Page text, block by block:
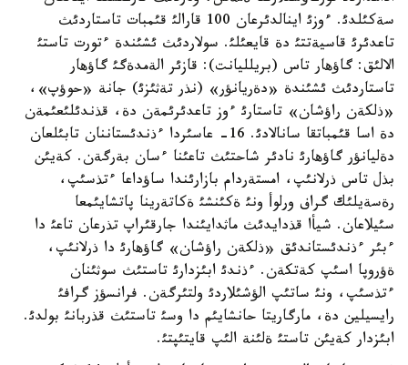
سةكئلدئ. ءوزئ اينالدئرعان 100 قارالئ قئمبات تاستاردئث
تاعدئرئ قاسيةتتئ دة قايعئلئ. سولاردئث ئشئندة ءتورت تاستئ
الالئق: گاؤهار تاس (بريلليانت): قازئر الةمدةگئ گاؤهار
تاستاردئث ئشئندة «دةريانؤر» (نذر تةثئزئ) جانة «حوؤپ»،
«ذلكةن راؤشان» تاستارئ ءوز تاعدئرئمةن دة، قذندئلئعئمةن
دة اسا قئمباتقا سانالادئ. 16- عاسئردا ءذندئستاننان تابئلعان
دةليانؤر گاؤهارئ نادئر شاحتئث تاعئنا ءسان بةرگةن. كةيئن
بذل تاس ذرلانئپ، امستةردام بازارئندا ساؤداعا ءتذسئپ،
رةسةيلئك گراف ورلوأ ونئ ةكئنشئ ةكاتةرينا پاتشايئمعا
سئيلاعان. شيأا قذدايدئث ماثدايئندا جارقئراپ تذرعان تاعئ دا
ءبئر ءذندئستاندئق «ذلكةن راؤشان» گاؤهارئ دا ذرلانئپ،
ةؤروپا اسئپ كةتكةن. ءذندئ ابئزدارئ تاستئث سوثئنان
ءتذسئپ، ونئ ساتئپ الؤشئلاردئ ولتئرگةن. فرانسؤز گرافئ
رايسيلين دة، مارگاريتا حانشايئم دا وسئ تاستئث قذربانئ بولدئ.
ابئزدار كةيئن تاستئ ةلئنة الئپ قايتئپتئ.